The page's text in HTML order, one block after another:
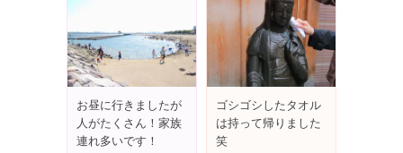
お昼に行きましたが
人がたくさん！家族
連れ多いです！
ゴシゴシしたタオル
は持って帰りました
笑